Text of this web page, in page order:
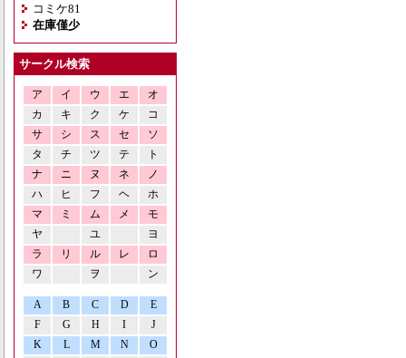
コミケ81
在庫僅少
サークル検索
ア イ ウ エ
オ
カ
キ ク ケ
コ
サ
シ ス セ
ソ
タ
チ ツ テ
ト
ナ
ニ ヌ ネ
ノ
ハ
ヒ フ ヘ
ホ
マ
ミ ム メ
モ
ヤ
ユ
ヨ
ラ
リ ル レ
ロ
ワ
ヲ ン
A B C D
E
F
G H I
J
K
L M N O